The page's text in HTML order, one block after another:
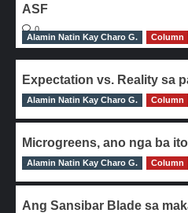
ASF
0
Alamin Natin Kay Charo G.
Column
Expectation vs. Reality sa
0
Alamin Natin Kay Charo G. Column
Microgreens, ano nga ba
0
Alamin Natin Kay Charo G. Column
Ang Sansibar Blade sa